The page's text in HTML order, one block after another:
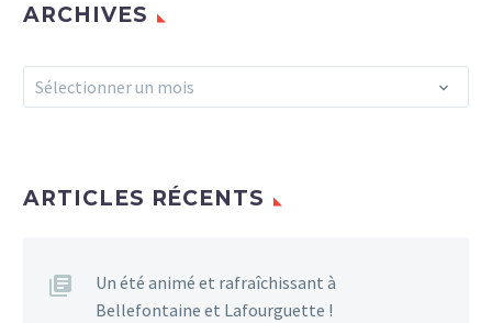
ARCHIVES
Archives
Sélectionner un mois
ARTICLES RÉCENTS
Un été animé et rafraîchissant à
Bellefontaine et Lafourguette !